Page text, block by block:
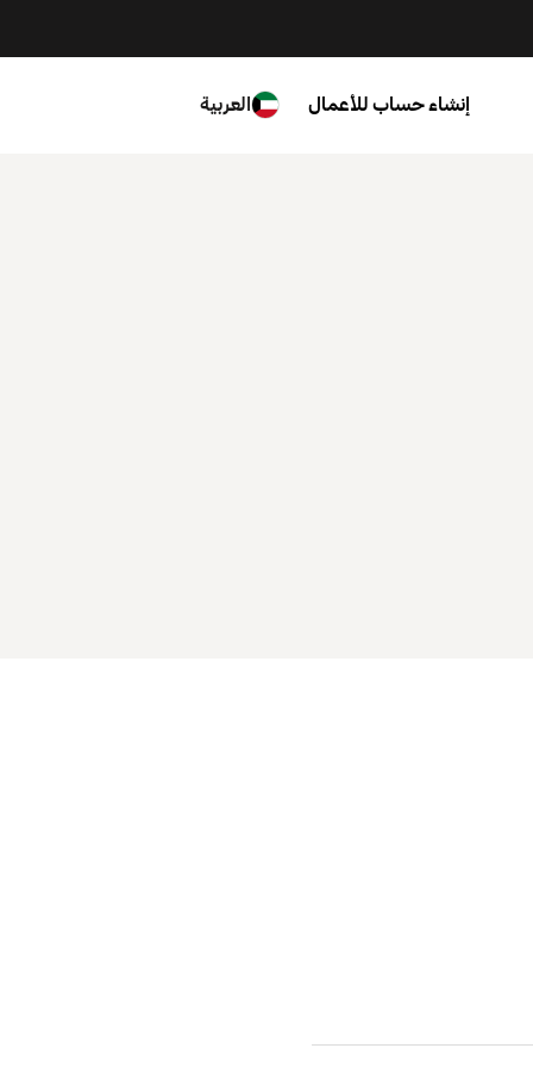
إنشاء حساب للأعمال العربية